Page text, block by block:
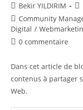
Auteur/autrice
de
la
publication :
Bekir YILDIRIM
Post
category:
Community
Digital /
Commentaires
la
publication :
0 commentaire
Dans cet article de
contenus à partager
Web.